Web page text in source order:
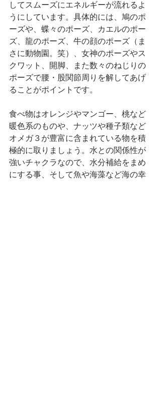
してスムーズにエネルギーが流れるよ
うにしています。具体的には、鳩のポ
ーズや、蝶々のポーズ、カエルのポー
ズ、龍のポーズ、牛の顔のポーズ（ま
さに動物園。笑）、女神のポーズやス
クワット、開脚、また数々のねじりの
ポーズで腰・股関節周りを解してあげ
ることがポイントです。
食べ物はオレンジやマンゴー、桃など
暖色系のものや、ナッツや種子類など
オメガ３が豊富に含まれている物を積
極的に取りましょう。水との関係性が
強いチャクラなので、水分補給をまめ
にする事、そして魚や海藻など海の幸